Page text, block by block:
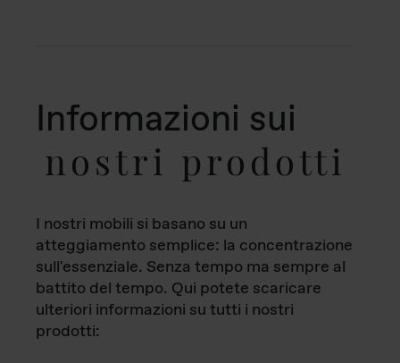
Informazioni sui
nostri prodotti
I nostri mobili si basano su un
atteggiamento semplice: la concentrazione
sull'essenziale. Senza tempo ma sempre al
battito del tempo. Qui potete scaricare
ulteriori informazioni su tutti i nostri
prodotti: